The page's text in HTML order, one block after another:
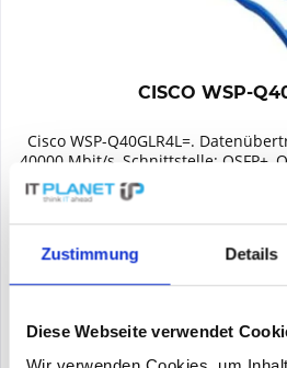
Zustimmung Details
Diese Webseite verwendet
CISCO WSP-
Cisco WSP-Q40GLR4L=.
40000 Mbit/s, Schnittstelle: QSFP+,
LC. Kabeltyp: Faseroptik,
Durchmesser: 9/125,
MSA....
Inhalt1
109,00 €